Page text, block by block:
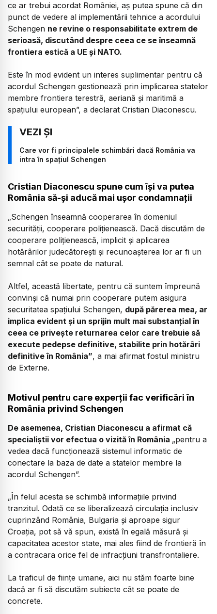
ce ar trebui acordat României, aș putea spune că din
punct de vedere al implementării tehnice a acordului
Schengen ne revine o responsabilitate extrem de
serioasă, discutând despre ceea ce se înseamnă
frontiera estică a UE și NATO.
Este în mod evident un interes suplimentar pentru că
acordul Schengen gestionează prin implicarea statelor
membre frontiera terestră, aeriană și maritimă a
spațiului european”, a declarat Cristian Diaconescu.
Care vor fi principalele schimbări dacă România va
intra în spațiul Schengen
Cristian Diaconescu spune cum își va putea
România să-și aducă mai ușor condamnații
„Schengen înseamnă cooperarea în domeniul
securității, cooperare polițienească. Dacă discutăm de
cooperare polițienească, implicit și aplicarea
hotărârilor judecătorești și recunoașterea lor ar fi un
semnal cât se poate de natural.
Altfel, această libertate, pentru că suntem împreună
convinși că numai prin cooperare putem asigura
securitatea spațiului Schengen, după părerea mea, ar
implica evident și un sprijin mult mai substanțial în
ceea ce privește returnarea celor care trebuie să
execute pedepse definitive, stabilite prin hotărâri
definitive în România”, a mai afirmat fostul ministru
de Externe.
Motivul pentru care experții fac verificări în
România privind Schengen
De asemenea, Cristian Diaconescu a afirmat că
specialiștii vor efectua o vizită în România „pentru a
vedea dacă funcționează sistemul informatic de
conectare la baza de date a statelor membre la
acordul Schengen”.
„În felul acesta se schimbă informațiile privind
tranzitul. Odată ce se liberalizează circulația inclusiv
cuprinzând România, Bulgaria și aproape sigur
Croația, pot să vă spun, există în egală măsură și
capacitatea acestor state, mai ales fiind de frontieră în
a contracara orice fel de infracțiuni transfrontaliere.
La traficul de ființe umane, aici nu stăm foarte bine
dacă ar fi să discutăm subiecte cât se poate de
concrete.